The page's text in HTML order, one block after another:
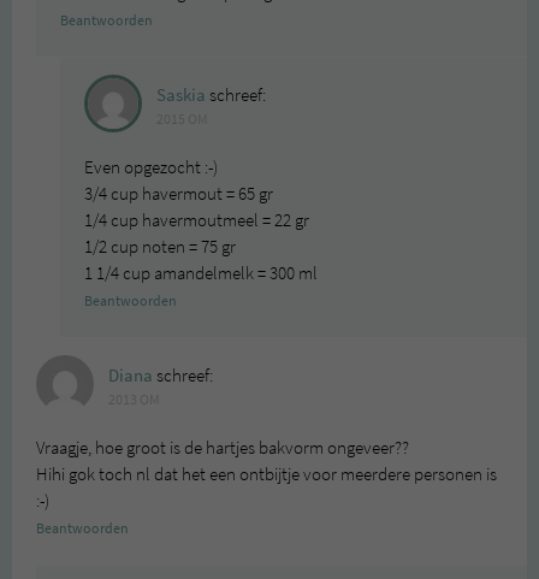
Beantwoorden
Saskia schreef:
Even opgezocht :-)
3/4 cup havermout = 65 gr
1/4 cup havermoutmeel = 22 gr
1/2 cup noten = 75 gr
1 1/4 cup amandelmelk = 300 ml
Beantwoorden
Diana schreef:
Vraagje, hoe groot is de hartjes bakvorm ongeveer??
Hihi gok toch nl dat het een ontbijtje voor meerdere personen is
:-)
Beantwoorden